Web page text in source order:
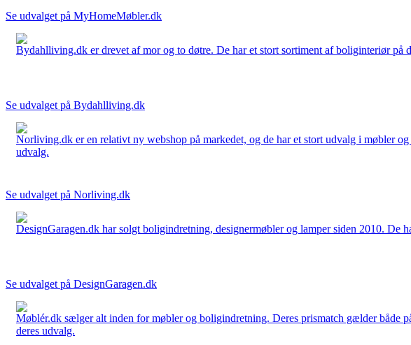
Se udvalget på MyHomeMøbler.dk
Bydahlliving.dk er drevet af mor og to døtre. De har et stort sortiment af boliginteriør på
Se udvalget på Bydahlliving.dk
Norliving.dk er en relativt ny webshop på markedet, og de har et stort udvalg i møbler
udvalg.
Se udvalget på Norliving.dk
DesignGaragen.dk har solgt boligindretning, designermøbler og lamper siden 2010.
Se udvalget på DesignGaragen.dk
Møblér.dk sælger alt inden for møbler og boligindretning. Deres prismatch gælder både
deres udvalg.